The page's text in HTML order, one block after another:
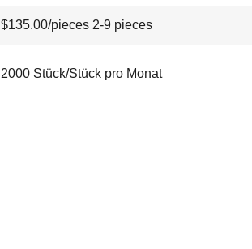
$135.00/pieces 2-9 pieces
2000 Stück/Stück pro Monat